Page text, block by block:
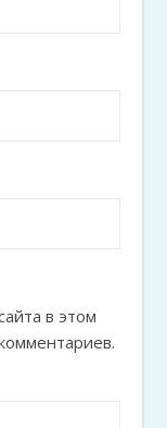
в этом